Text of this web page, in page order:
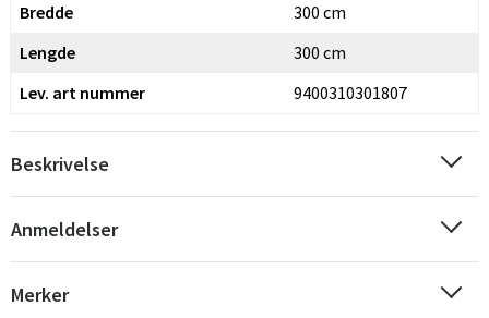
Norge
Suomi
Bredde
300 cm
Lengde
300 cm
Lev. art nummer
9400310301807
Beskrivelse
Anmeldelser
Merker